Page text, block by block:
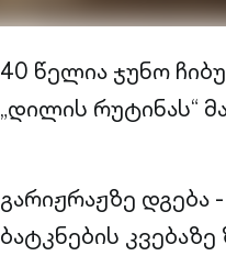
40 წელია ჯუნო
„დილის რუტინას“
გარიჟრაჟზე დგება
ბატკნების